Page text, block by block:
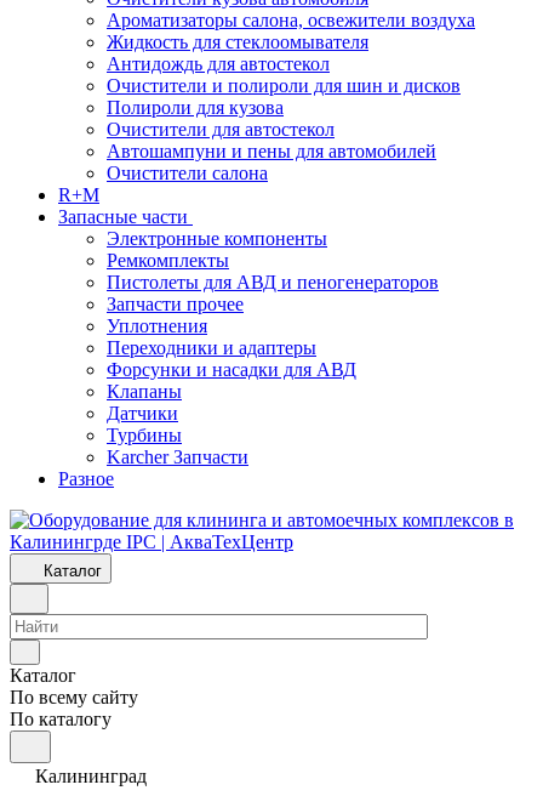
Ароматизаторы салона, освежители воздуха
Жидкость для стеклоомывателя
Антидождь для автостекол
Очистители и полироли для шин и дисков
Полироли для кузова
Очистители для автостекол
Автошампуни и пены для автомобилей
Очистители салона
R+M
Запасные части
Электронные компоненты
Ремкомплекты
Пистолеты для АВД и пеногенераторов
Запчасти прочее
Уплотнения
Переходники и адаптеры
Форсунки и насадки для АВД
Клапаны
Датчики
Турбины
Karcher Запчасти
Разное
Каталог
Каталог
По всему сайту
По каталогу
Калининград